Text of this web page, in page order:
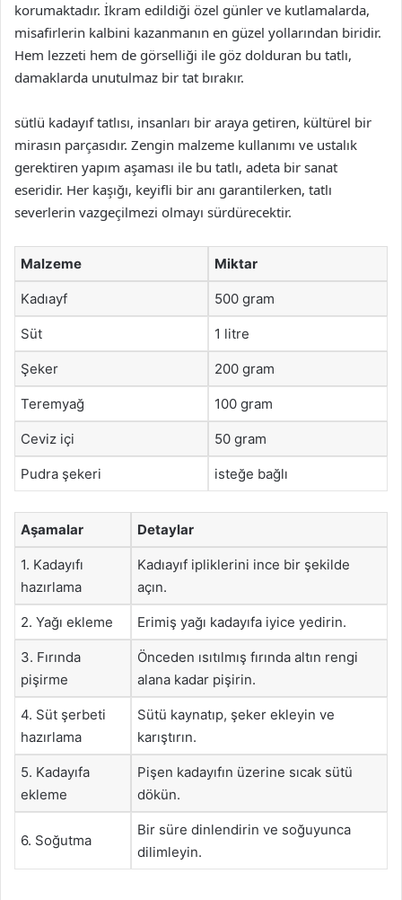
korumaktadır. İkram edildiği özel günler ve kutlamalarda,
misafirlerin kalbini kazanmanın en güzel yollarından biridir.
Hem lezzeti hem de görselliği ile göz dolduran bu tatlı,
damaklarda unutulmaz bir tat bırakır.
sütlü kadayıf tatlısı, insanları bir araya getiren, kültürel bir
mirasın parçasıdır. Zengin malzeme kullanımı ve ustalık
gerektiren yapım aşaması ile bu tatlı, adeta bir sanat
eseridir. Her kaşığı, keyifli bir anı garantilerken, tatlı
severlerin vazgeçilmezi olmayı sürdürecektir.
Malzeme Miktar
Kadıayf 500 gram
Süt 1 litre
Şeker 200 gram
Teremyağ 100 gram
Ceviz içi 50 gram
Pudra şekeri isteğe bağlı
Aşamalar Detaylar
1. Kadayıfı
hazırlama
Kadıayıf ipliklerini ince bir şekilde
açın.
2. Yağı ekleme Erimiş yağı kadayıfa iyice yedirin.
3. Fırında
pişirme
Önceden ısıtılmış fırında altın rengi
alana kadar pişirin.
4. Süt şerbeti
hazırlama
Sütü kaynatıp, şeker ekleyin ve
karıştırın.
5. Kadayıfa
ekleme
Pişen kadayıfın üzerine sıcak sütü
dökün.
6. Soğutma
Bir süre dinlendirin ve soğuyunca
dilimleyin.